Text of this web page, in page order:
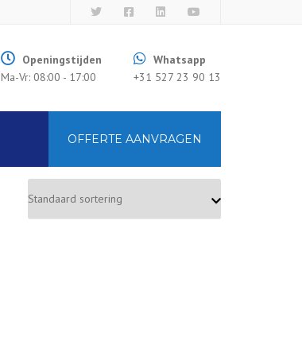
Openingstijden
Ma-Vr: 08:00 - 17:00
Whatsapp
+31 527 23 90 13
OFFERTE AANVRAGEN